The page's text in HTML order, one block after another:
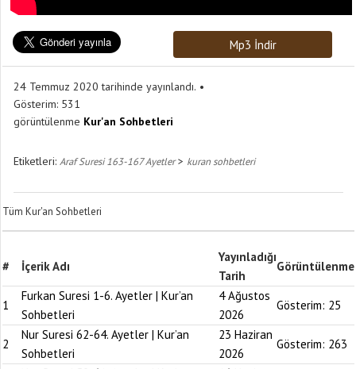
Mp3 İndir
24 Temmuz 2020 tarihinde yayınlandı.
Gösterim: 531
görüntülenme Kur'an Sohbetleri
Etiketleri: Araf Suresi 163-167 Ayetler> kuran sohbetleri
Tüm Kur'an Sohbetleri
# İçerik Adı
Yayınladığı
Tarih
Görüntülenme
1
Furkan Suresi 1-6. Ayetler | Kur’an
Sohbetleri
4 Ağustos
2026
Gösterim: 25
2
Nur Suresi 62-64. Ayetler | Kur’an
Sohbetleri
23 Haziran
2026
Gösterim: 263